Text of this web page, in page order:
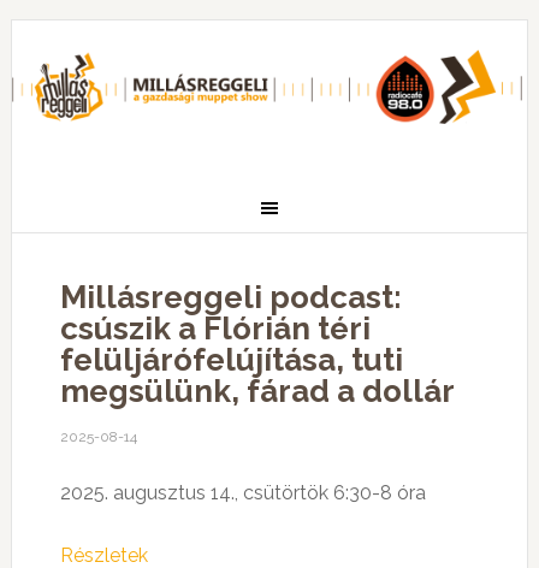
Millásreggeli podcast:
csúszik a Flórián téri
felüljárófelújítása, tuti
megsülünk, fárad a dollár
2025-08-14
2025. augusztus 14., csütörtök 6:30-8 óra
Részletek